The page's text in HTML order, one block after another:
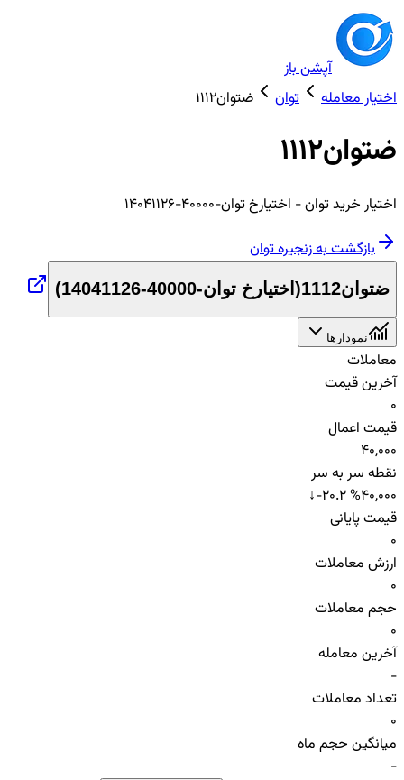
آپشن باز
اختیار معامله
توان ضتوان1112
ضتوان1112
اختیار خریدتوان- اختیارخ توان-40000-14041126
بازگشت به زنجیرهتوان
ضتوان1112 ( اختیارخ توان-40000-14041126 )
نمودارها
معاملات
آخرین قیمت
0
قیمت اعمال
40,000
نقطه سر به سر
40,000
↓-20.2 %
قیمت پایانی
0
ارزش معاملات
0
حجم معاملات
0
آخرین معامله
-
تعداد معاملات
0
میانگین حجم ماه
-